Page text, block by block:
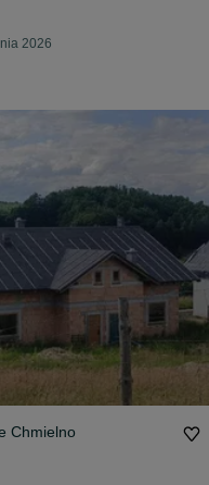
2026
w gminie Chmielno